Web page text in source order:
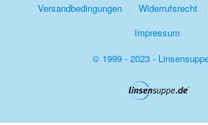
Versandbedingungen
Widerrufsrecht
Impressum
© 1999 - 2023 -